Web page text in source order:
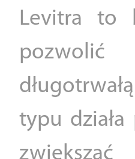
Levitra to
typu